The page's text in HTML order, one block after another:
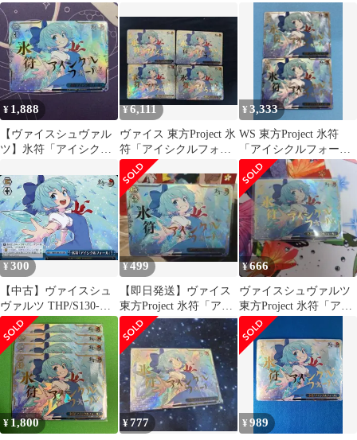
RRR
¥ 1,888
【ヴァイスシュヴァル
ツ】氷符「アイシクル
¥6,111
ヴァイス 東方Project 氷
符「アイシクルフォー
ル」 RRR
¥3,333
WS 東方Project 氷符
「アイシクルフォー
ル」 RRR 2枚
¥300
【中古】ヴァイスシュ
ヴァルツ THP/S130-
111[CR]：氷符「アイシ
クルフォール」
¥499
【即日発送】ヴァイス
東方Project 氷符「アイ
シクルフォール」
RRR
¥666
ヴァイスシュヴァルツ
東方Project 氷符「アイ
シクルフォール」RRR
¥ 1,800 ¥777 ¥989